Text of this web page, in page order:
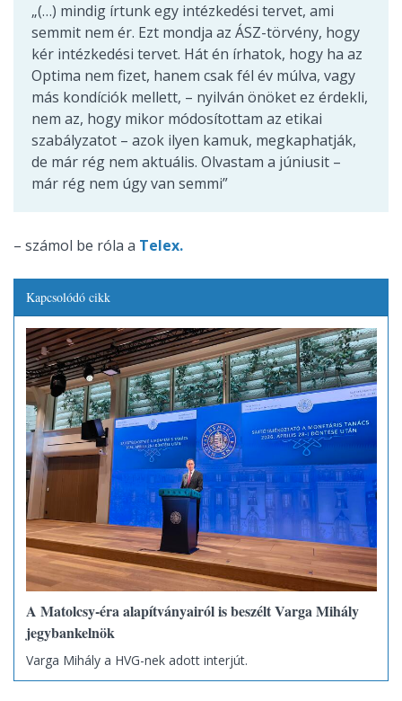
„(…) mindig írtunk egy intézkedési tervet, ami
semmit nem ér. Ezt mondja az ÁSZ-törvény, hogy
kér intézkedési tervet. Hát én írhatok, hogy ha az
Optima nem fizet, hanem csak fél év múlva, vagy
más kondíciók mellett, – nyilván önöket ez érdekli,
nem az, hogy mikor módosítottam az etikai
szabályzatot – azok ilyen kamuk, megkaphatják,
de már rég nem aktuális. Olvastam a júniusit –
már rég nem úgy van semmi”
– számol be róla a Telex.
Kapcsolódó cikk
A Matolcsy-éra alapítványairól is beszélt Varga Mihály
jegybankelnök
Varga Mihály a HVG-nek adott interjút.